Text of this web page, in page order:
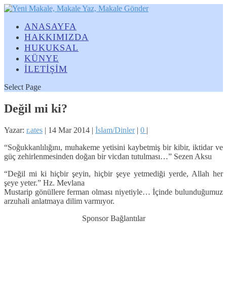
ANASAYFA
HAKKIMIZDA
HUKUKSAL
KÜNYE
İLETİŞİM
Select Page
Değil mi ki?
Yazar: r.ates | 14 Mar 2014 | İslam/Dinler| 0 |
“Soğukkanlılığını, muhakeme yetisini kaybetmiş bir kibir, iktidar ve
güç zehirlenmesinden doğan bir vicdan tutulması…” Sezen Aksu
“Değil mi ki hiçbir şeyin, hiçbir şeye yetmediği yerde, Allah her
şeye yeter.” Hz. Mevlana
Mustarip gönüllere ferman olması niyetiyle… İçinde bulunduğumuz
arzuhali anlatmaya dilim varmıyor.
Sponsor Bağlantılar